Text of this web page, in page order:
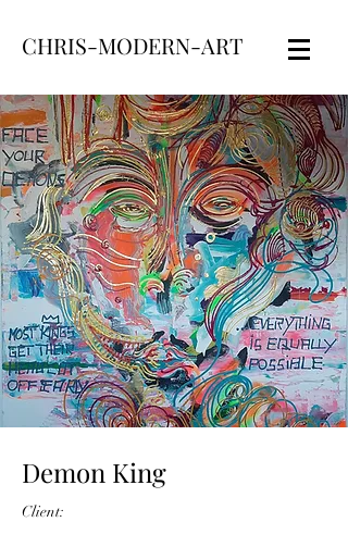
CHRIS-MODERN-ART
Demon King
Client: